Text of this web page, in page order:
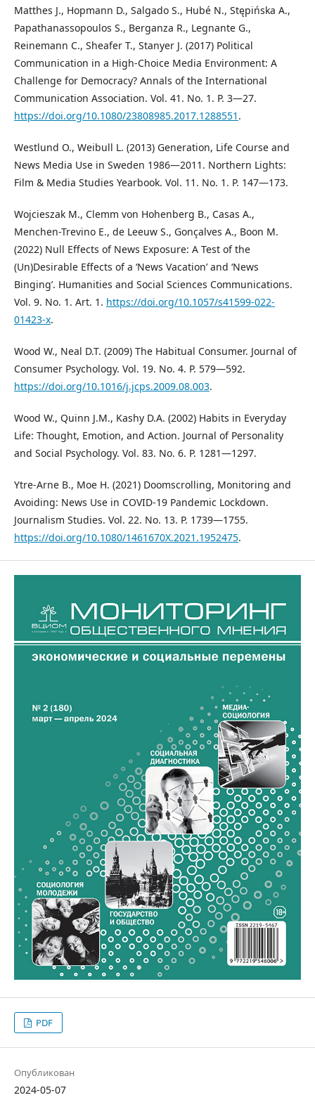
Matthes J., Hopmann D., Salgado S., Hubé N., Stępińska A.,
Papathanassopoulos S., Berganza R., Legnante G.,
Reinemann C., Sheafer T., Stanyer J. (2017) Political
Communication in a High-Choice Media Environment: A
Challenge for Democracy? Annals of the International
Communication Association. Vol. 41. No. 1. P. 3—27.
https://doi.org/10.1080/23808985.2017.1288551 .
Westlund O., Weibull L. (2013) Generation, Life Course and
News Media Use in Sweden 1986—2011. Northern Lights:
Film & Media Studies Yearbook. Vol. 11. No. 1. P. 147—173.
Wojcieszak M., Clemm von Hohenberg B., Casas A.,
Menchen-Trevino E., de Leeuw S., Gonçalves A., Boon M.
(2022) Null Effects of News Exposure: A Test of the
(Un)Desirable Effects of a ‘News Vacation’ and ‘News
Binging’. Humanities and Social Sciences Communications.
Vol. 9. No. 1. Art. 1. https://doi.org/10.1057/s41599-022-
01423-x.
Wood W., Neal D.T. (2009) The Habitual Consumer. Journal of
Consumer Psychology. Vol. 19. No. 4. P. 579—592.
https://doi.org/10.1016/j.jcps.2009.08.003.
Wood W., Quinn J.M., Kashy D.A. (2002) Habits in Everyday
Life: Thought, Emotion, and Action. Journal of Personality
and Social Psychology. Vol. 83. No. 6. P. 1281—1297.
Ytre-Arne B., Moe H. (2021) Doomscrolling, Monitoring and
Avoiding: News Use in COVID-19 Pandemic Lockdown.
Journalism Studies. Vol. 22. No. 13. P. 1739—1755.
https://doi.org/10.1080/1461670X.2021.1952475.
PDF
Опубликован
2024-05-07